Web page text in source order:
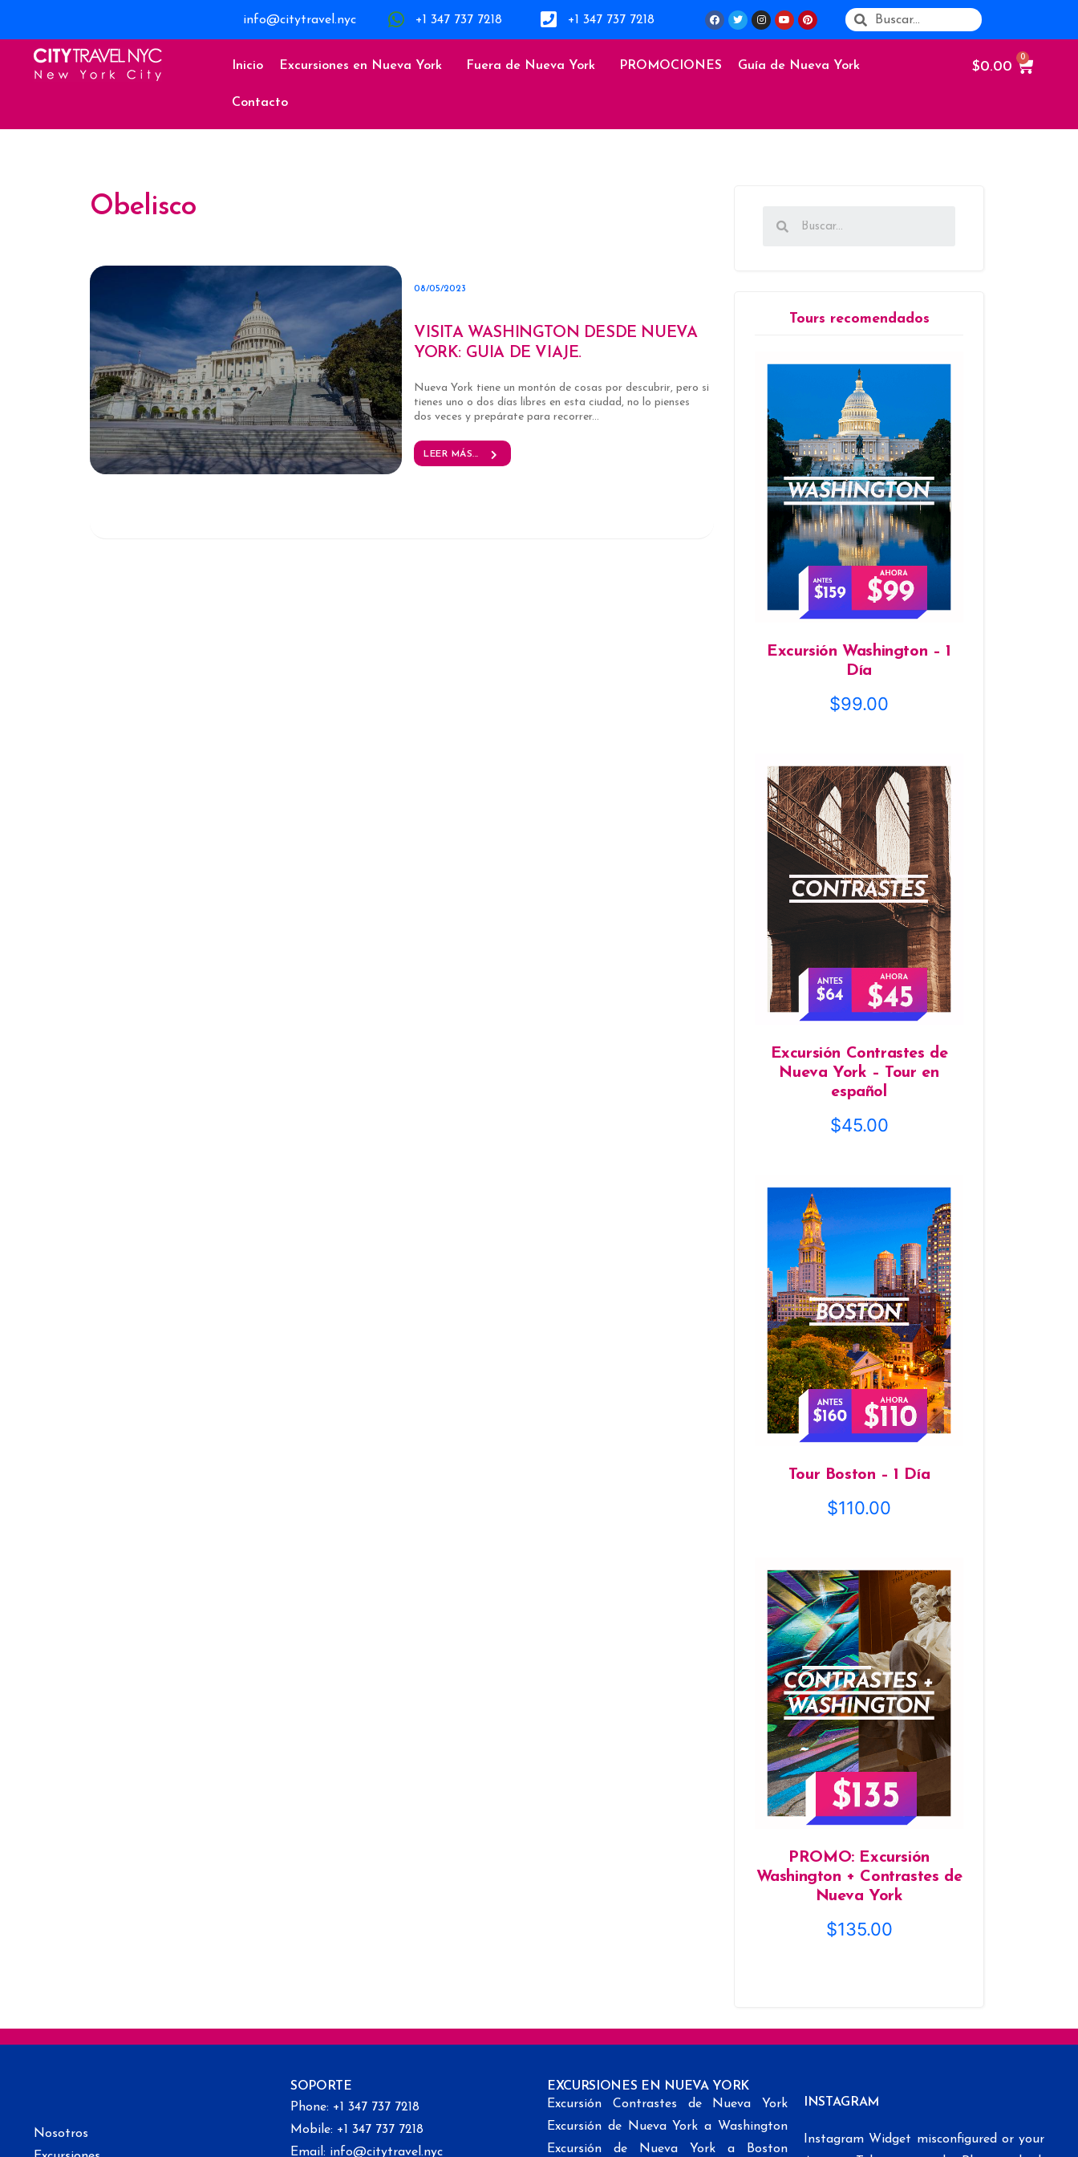
info@citytravel.nyc +1 347 737 7218 +1 347 737 7218
Inicio Excursiones en Nueva York Fuera de Nueva York PROMOCIONES Guía de Nueva York
Contacto
$0.00
Obelisco
08/05/2023
VISITA WASHINGTON DESDE NUEVA
YORK: GUIA DE VIAJE.
Nueva York tiene un montón de cosas por descubrir, pero si
tienes uno o dos días libres en esta ciudad, no lo pienses
dos veces y prepárate para recorrer...
LEER MÁS...
Tours recomendados
Excursión Washington – 1
Día
$99.00
Excursión Contrastes de
Nueva York – Tour en
español
$45.00
Tour Boston – 1 Día
$110.00
PROMO: Excursión
Washington + Contrastes de
Nueva York
$135.00
Nosotros
SOPORTE
Phone: +1 347 737 7218
Mobile: +1 347 737 7218
Email: info@citytravel.nyc
EXCURSIONES EN NUEVA YORK
Excursión Contrastes de Nueva York
Excursión de Nueva York a Washington
Excursión de Nueva York a Boston
INSTAGRAM
Instagram Widget misconfigured or your